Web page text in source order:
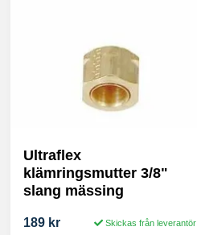
Ultraflex
klämringsmutter 3/8"
slang mässing
189 kr Skickas från leverantör